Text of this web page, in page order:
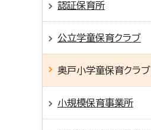
認証保育所
公立学童保育クラブ
奥戸小学童保育クラブ
小規模保育事業所